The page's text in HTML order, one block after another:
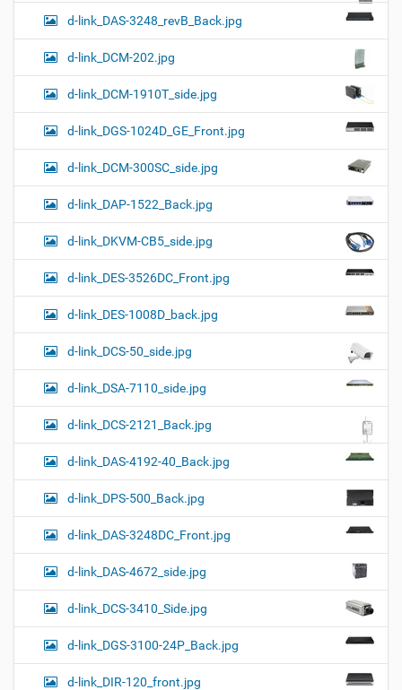
d-link_DAS-3248_revB_Back.jpg
d-link_DCM-202.jpg
d-link_DCM-1910T_side.jpg
d-link_DGS-1024D_GE_Front.jpg
d-link_DCM-300SC_side.jpg
d-link_DAP-1522_Back.jpg
d-link_DKVM-CB5_side.jpg
d-link_DES-3526DC_Front.jpg
d-link_DES-1008D_back.jpg
d-link_DCS-50_side.jpg
d-link_DSA-7110_side.jpg
d-link_DCS-2121_Back.jpg
d-link_DAS-4192-40_Back.jpg
d-link_DPS-500_Back.jpg
d-link_DAS-3248DC_Front.jpg
d-link_DAS-4672_side.jpg
d-link_DCS-3410_Side.jpg
d-link_DGS-3100-24P_Back.jpg
d-link_DIR-120_front.jpg